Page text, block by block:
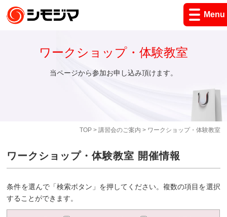
Menu
TOP> 講習会のご案内 > ワークショップ・体験教室
ワークショップ・体験教室
当ページから参加お申し込み頂けます。
ワークショップ・体験教室 開催情報
条件を選んで「検索ボタン」を押してください。複数の項目を選択
することができます。